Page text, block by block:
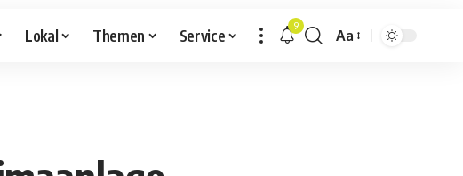
Lokal Themen Service 9
Aa